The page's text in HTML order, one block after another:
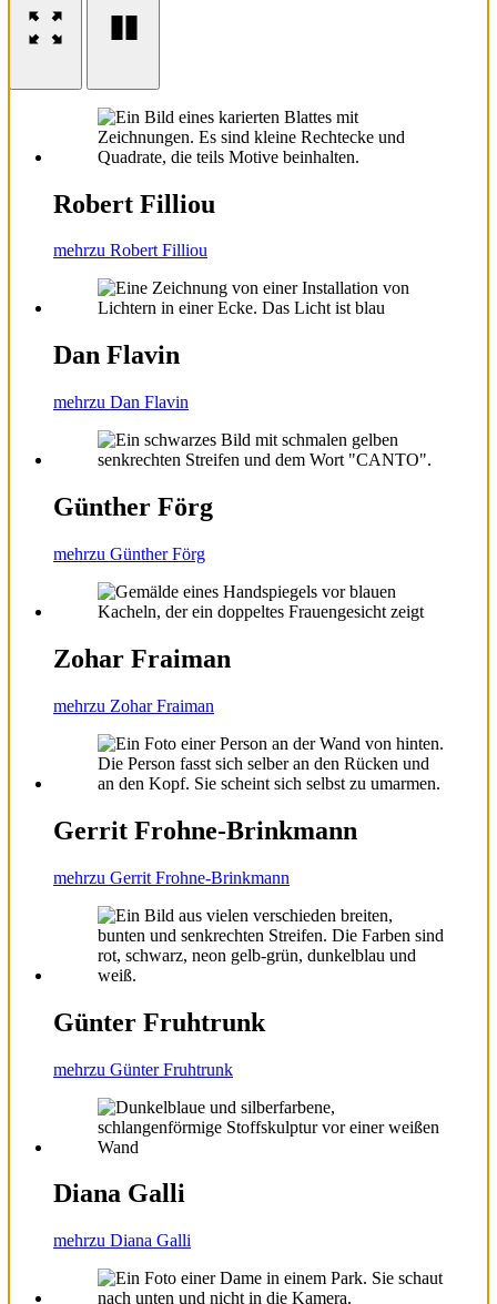
Robert Filliou
mehrzu Robert Filliou
Dan Flavin
mehrzu Dan Flavin
Günther Förg
mehrzu Günther Förg
Zohar Fraiman
mehrzu Zohar Fraiman
Gerrit Frohne-Brinkmann
mehrzu Gerrit Frohne-Brinkmann
Günter Fruhtrunk
mehrzu Günter Fruhtrunk
Diana Galli
mehrzu Diana Galli